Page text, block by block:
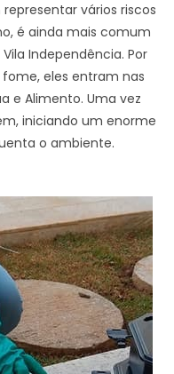
vários riscos
é ainda mais comum
Independência. Por
eles entram nas
e Alimento. Uma vez
iniciando um enorme
o ambiente.